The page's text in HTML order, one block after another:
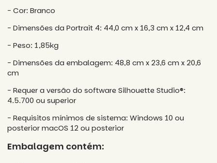
- Cor: Branco
- Dimensões da Portrait 4: 44,0 cm x 16,3 cm x 12,4 cm
- Peso: 1,85kg
- Dimensões da embalagem: 48,8 cm x 23,6 cm x 20,6
cm
- Requer a versão do software Silhouette Studio®:
4.5.700 ou superior​
- Requisitos mínimos de sistema: Windows 10 ou
posterior macOS 12 ou posterior
Embalagem contém: